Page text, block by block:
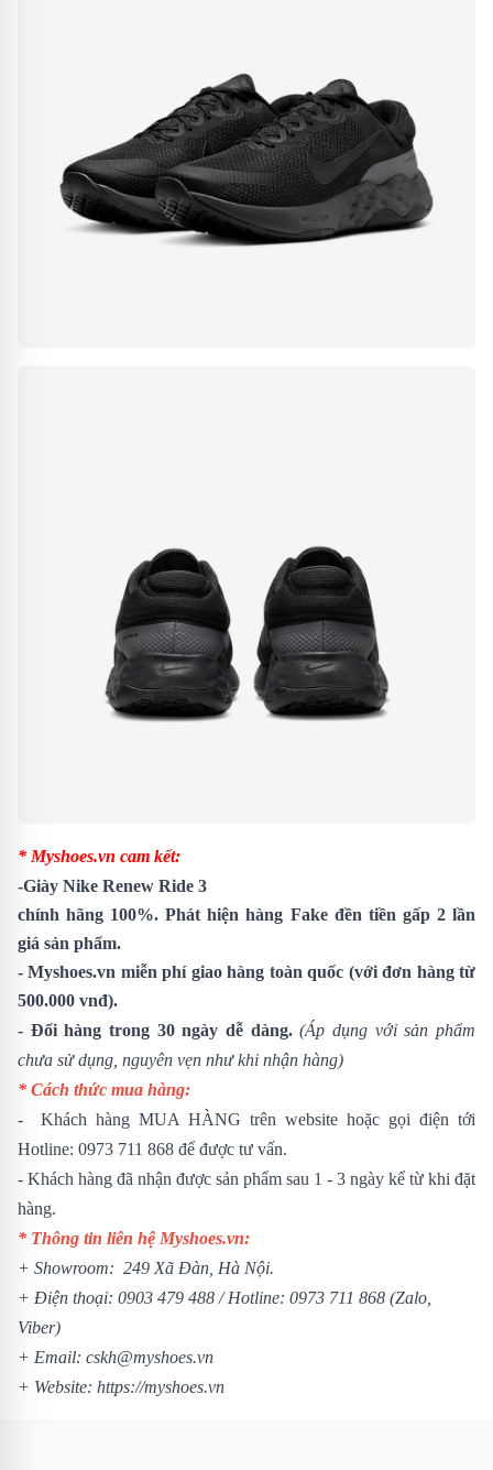
* Myshoes.vn cam kết:
-Giày Nike Renew Ride 3
chính hãng 100%. Phát hiện hàng Fake đền tiền gấp 2 lần
giá sản phẩm.
- Myshoes.vn miễn phí giao hàng toàn quốc (với đơn hàng từ
500.000 vnđ).
- Đổi hàng trong 30 ngày dễ dàng.(Áp dụng với sản phẩm
chưa sử dụng, nguyên vẹn như khi nhận hàng)
* Cách thức mua hàng:
- Khách hàng MUA HÀNG trên website hoặc gọi điện tới
Hotline: 0973 711 868 để được tư vấn.
- Khách hàng đã nhận được sản phẩm sau 1 - 3 ngày kể từ khi đặt
hàng.
* Thông tin liên hệ Myshoes.vn:
+ Showroom: 249 Xã Đàn, Hà Nội.
+ Điện thoại: 0903 479 488 /Hotline: 0973 711 868 (Zalo,
Viber)
+ Email: cskh@myshoes.vn
+ Website: https://myshoes.vn